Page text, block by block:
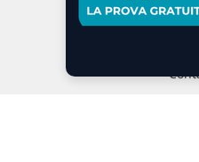
Chi
Commenti